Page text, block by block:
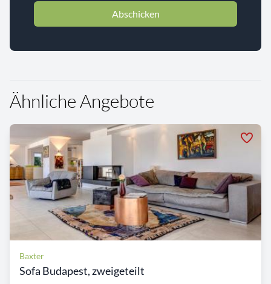
Abschicken
Ähnliche Angebote
Baxter
Sofa Budapest, zweigeteilt